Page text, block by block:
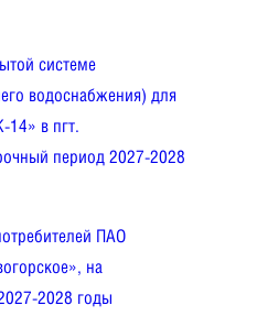
системе
водоснабжения) для
14» в пгт.
период 2027-2028
ПАО
на
2028 годы